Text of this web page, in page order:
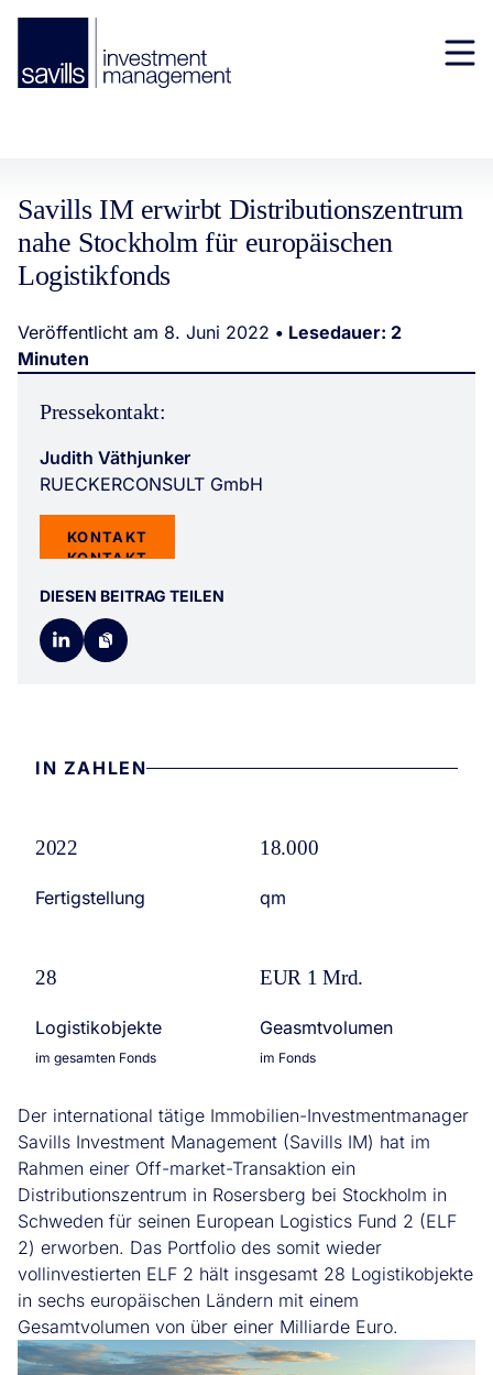
Savills IM erwirbt Distributionszentrum
nahe Stockholm für europäischen
Logistikfonds
Veröffentlicht am 8. Juni 2022 • Lesedauer: 2
Minuten
Pressekontakt:
Judith Väthjunker
RUECKERCONSULT GmbH
KONTAKT
KONTAKT
DIESEN BEITRAG TEILEN
IN ZAHLEN
2022
Fertigstellung
18.000
qm
28
Logistikobjekte
im gesamten Fonds
EUR 1 Mrd.
Geasmtvolumen
im Fonds
Der international tätige Immobilien-Investmentmanager
Savills Investment Management (Savills IM) hat im
Rahmen einer Off-market-Transaktion ein
Distributionszentrum in Rosersberg bei Stockholm in
Schweden für seinen European Logistics Fund 2 (ELF
2) erworben. Das Portfolio des somit wieder
vollinvestierten ELF 2 hält insgesamt 28 Logistikobjekte
in sechs europäischen Ländern mit einem
Gesamtvolumen von über einer Milliarde Euro.